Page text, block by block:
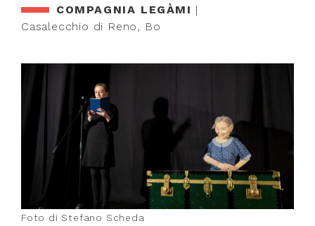
COMPAGNIA LEGÀMI |
Casalecchio di Reno, Bo
Foto di Stefano Scheda